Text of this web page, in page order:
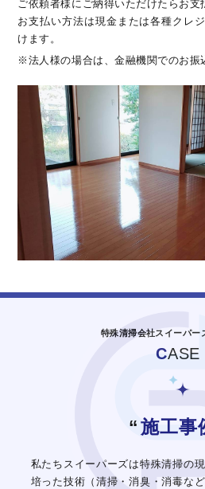
ご依頼者様にご納得いただけたらお支
お支払い方法は現金または各種クレ
けます。
※法人様の場合は、金融機関でのお振
特殊清掃会社スイーパー
CASE
“施工事
私たちスイーパーズは特殊清掃の
培った技術（清掃・消臭・消毒な